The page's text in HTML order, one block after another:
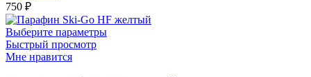
750 ₽
Выберите параметры
Быстрый просмотр
Мне нравится